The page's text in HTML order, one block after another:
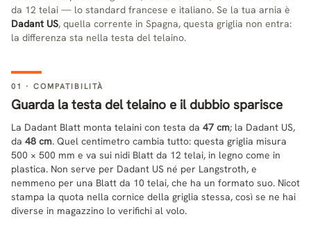
da 12 telai — lo standard francese e italiano. Se la tua arnia è
Dadant US, quella corrente in Spagna, questa griglia non entra:
la differenza sta nella testa del telaino.
01 · COMPATIBILITÀ
Guarda la testa del telaino e il dubbio sparisce
La Dadant Blatt monta telaini con testa da 47 cm; la Dadant US,
da 48 cm. Quel centimetro cambia tutto: questa griglia misura
500 × 500 mm e va sui nidi Blatt da 12 telai, in legno come in
plastica. Non serve per Dadant US né per Langstroth, e
nemmeno per una Blatt da 10 telai, che ha un formato suo. Nicot
stampa la quota nella cornice della griglia stessa, così se ne hai
diverse in magazzino lo verifichi al volo.